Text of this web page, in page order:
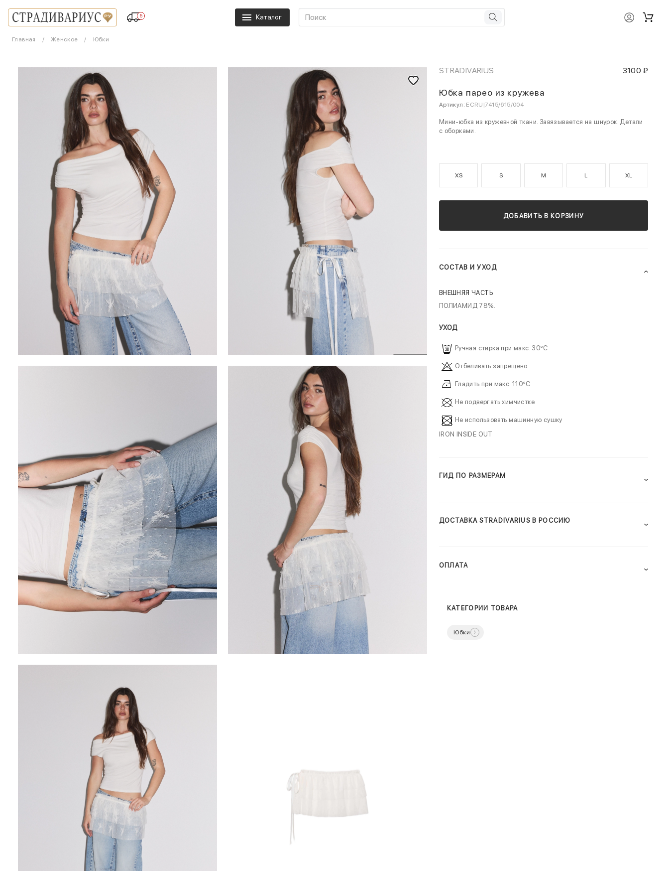
5 Каталог
Главная Женское Юбки
STRADIVARIUS 3100 ₽
Юбка парео из кружева
Артикул: ECRU|7415/615/004
Мини-юбка из кружевной ткани. Завязывается на шнурок. Детали
с оборками.
XS S M L XL
ДОБАВИТЬ В КОРЗИНУ
СОСТАВ И УХОД
ВНЕШНЯЯ ЧАСТЬ
ПОЛИАМИД 78%.
УХОД
Ручная стирка при макс. 30ºC
Отбеливать запрещено
Гладить при макс. 110ºC
Не подвергать химчистке
Не использовать машинную сушку
IRON INSIDE OUT
ГИД ПО РАЗМЕРАМ
ДОСТАВКА STRADIVARIUS В РОССИЮ
ОПЛАТА
КАТЕГОРИИ ТОВАРА
Юбки